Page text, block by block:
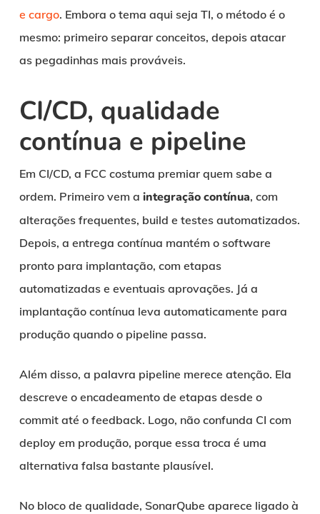
e cargo. Embora o tema aqui seja TI, o método é o
mesmo: primeiro separar conceitos, depois atacar
as pegadinhas mais prováveis.
CI/CD, qualidade
contínua e pipeline
Em CI/CD, a FCC costuma premiar quem sabe a
ordem. Primeiro vem a integração contínua, com
alterações frequentes, build e testes automatizados.
Depois, a entrega contínua mantém o software
pronto para implantação, com etapas
automatizadas e eventuais aprovações. Já a
implantação contínua leva automaticamente para
produção quando o pipeline passa.
Além disso, a palavra pipeline merece atenção. Ela
descreve o encadeamento de etapas desde o
commit até o feedback. Logo, não confunda CI com
deploy em produção, porque essa troca é uma
alternativa falsa bastante plausível.
No bloco de qualidade, SonarQube aparece ligado à